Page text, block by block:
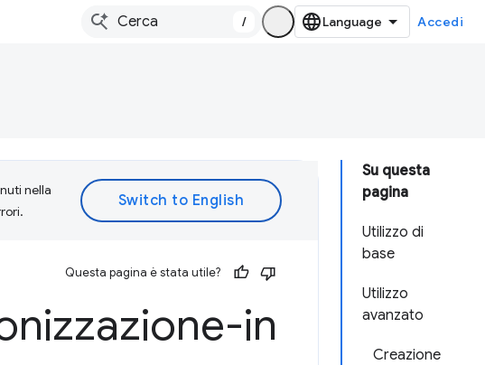
/ Accedi
Su questa
pagina
Utilizzo di
base
Utilizzo
avanzato
Creazione
nella
Questa pagina è stata utile?
in